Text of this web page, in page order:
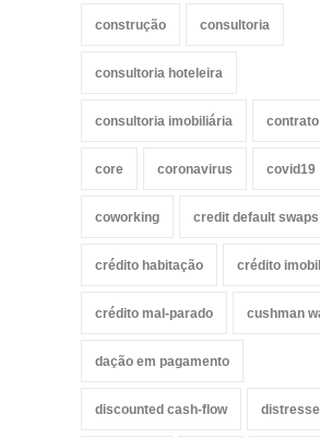
construção consultoria
consultoria hoteleira
consultoria imobiliária
core coronavirus covid19
coworking credit default swaps
crédito habitação crédito
crédito mal-parado cushman
dação em pagamento
discounted cash-flow